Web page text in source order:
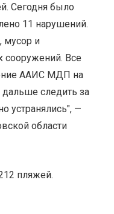
Сегодня было
11 нарушений.
мусор и
сооружений. Все
AАИС МДП на
следить за
устранялись", —
области
пляжей.